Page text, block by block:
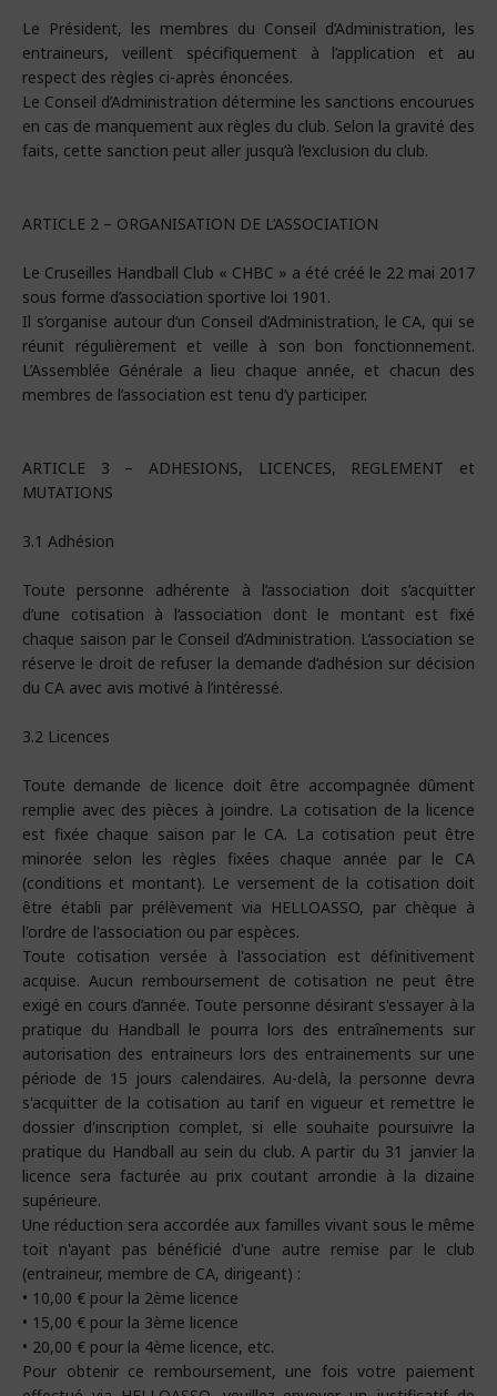
Le Président, les membres du Conseil d’Administration, les
entraineurs, veillent spécifiquement à l’application et au
respect des règles ci-après énoncées.
Le Conseil d’Administration détermine les sanctions encourues
en cas de manquement aux règles du club. Selon la gravité des
faits, cette sanction peut aller jusqu’à l’exclusion du club.
ARTICLE 2 – ORGANISATION DE L’ASSOCIATION
Le Cruseilles Handball Club « CHBC » a été créé le 22 mai 2017
sous forme d’association sportive loi 1901.
Il s’organise autour d’un Conseil d’Administration, le CA, qui se
réunit régulièrement et veille à son bon fonctionnement.
L’Assemblée Générale a lieu chaque année, et chacun des
membres de l’association est tenu d’y participer.
ARTICLE 3 – ADHESIONS, LICENCES, REGLEMENT et
MUTATIONS
3.1 Adhésion
Toute personne adhérente à l’association doit s’acquitter
d’une cotisation à l’association dont le montant est fixé
chaque saison par le Conseil d’Administration. L’association se
réserve le droit de refuser la demande d’adhésion sur décision
du CA avec avis motivé à l’intéressé.
3.2 Licences
Toute demande de licence doit être accompagnée dûment
remplie avec des pièces à joindre. La cotisation de la licence
est fixée chaque saison par le CA. La cotisation peut être
minorée selon les règles fixées chaque année par le CA
(conditions et montant). Le versement de la cotisation doit
être établi par prélèvement via HELLOASSO, par chèque à
l'ordre de l'association ou par espèces.
Toute cotisation versée à l'association est définitivement
acquise. Aucun remboursement de cotisation ne peut être
exigé en cours d’année. Toute personne désirant s'essayer à la
pratique du Handball le pourra lors des entraînements sur
autorisation des entraineurs lors des entrainements sur une
période de 15 jours calendaires. Au-delà, la personne devra
s'acquitter de la cotisation au tarif en vigueur et remettre le
dossier d'inscription complet, si elle souhaite poursuivre la
pratique du Handball au sein du club. A partir du 31 janvier la
licence sera facturée au prix coutant arrondie à la dizaine
supérieure.
Une réduction sera accordée aux familles vivant sous le même
toit n'ayant pas bénéficié d'une autre remise par le club
(entraineur, membre de CA, dirigeant) :
• 10,00 € pour la 2ème licence
• 15,00 € pour la 3ème licence
• 20,00 € pour la 4ème licence, etc.
Pour obtenir ce remboursement, une fois votre paiement